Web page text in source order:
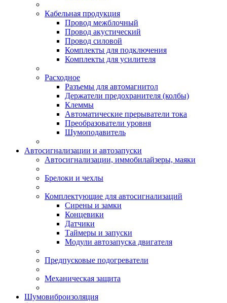
Кабельная продукция
Провод межблочный
Провод акустический
Провод силовой
Комплекты для подключения
Комплекты для усилителя
Расходное
Разъемы для автомагнитол
Держатели предохранителя (колбы)
Клеммы
Автоматические прерыватели тока
Преобразователи уровня
Шумоподавитель
Автосигнализации и автозапуски
Автосигнализации, иммобилайзеры, маяки
Брелоки и чехлы
Комплектующие для автосигнализаций
Сирены и замки
Концевики
Датчики
Таймеры и запуски
Модули автозапуска двигателя
Предпусковые подогреватели
Механическая защита
Шумовиброизоляция